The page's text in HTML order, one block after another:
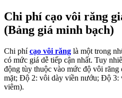
Chi phí cạo vôi răng
(Bảng giá minh bạch)
Chi phícạo vôi răng là một trong
có mức giá dễ tiếp cận nhất. Tuy
động tùy thuộc vào mức độ vôi
mặt; Độ 2: vôi dày viền nướu; Độ 3:
viêm).